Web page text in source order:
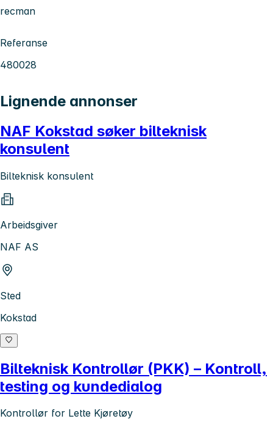
recman
Referanse
480028
Lignende annonser
NAF Kokstad søker bilteknisk
konsulent
Bilteknisk konsulent
Arbeidsgiver
NAF AS
Sted
Kokstad
Bilteknisk Kontrollør (PKK) – Kontroll,
testing og kundedialog
Kontrollør for Lette Kjøretøy